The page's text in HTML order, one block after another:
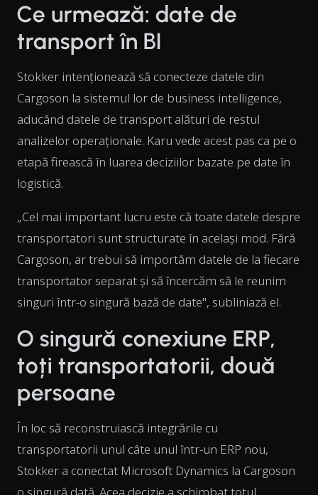
Ce urmează: date de
transport în BI
Stokker intenționează să conecteze datele din
Cargoson la sistemul lor de business intelligence,
aducând datele de transport alături de restul
analizelor operaționale. Karu vede acest pas ca pe o
etapă firească în luarea deciziilor bazate pe date în
logistică.
„Cel mai important lucru este că toate datele despre
transportatori sunt structurate în același mod. Fără
Cargoson, ar trebui să importăm datele de la fiecare
transportator separat și să încercăm să le reunim
singuri într-o singură bază de date", subliniază el.
O singură conexiune ERP,
toți transportatorii, două
persoane
În loc să reconstruiască integrările cu
transportatorii unul câte unul într-un ERP nou,
Stokker a conectat Microsoft Dynamics la Cargoson